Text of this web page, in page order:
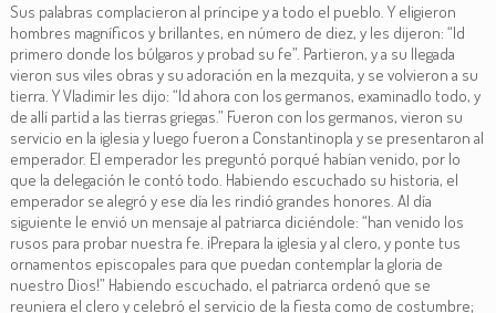
Sus palabras complacieron al príncipe y a todo el pueblo. Y eligieron
hombres magníficos y brillantes, en número de diez, y les dijeron: “Id
primero donde los búlgaros y probad su fe”. Partieron, y a su llegada
vieron sus viles obras y su adoración en la mezquita, y se volvieron a su
tierra. Y Vladimir les dijo: “Id ahora con los germanos, examinadlo todo, y
de allí partid a las tierras griegas.” Fueron con los germanos, vieron su
servicio en la iglesia y luego fueron a Constantinopla y se presentaron al
emperador. El emperador les preguntó porqué habían venido, por lo
que la delegación le contó todo. Habiendo escuchado su historia, el
emperador se alegró y ese día les rindió grandes honores. Al día
siguiente le envió un mensaje al patriarca diciéndole: “han venido los
rusos para probar nuestra fe. ¡Prepara la iglesia y al clero, y ponte tus
ornamentos episcopales para que puedan contemplar la gloria de
nuestro Dios!” Habiendo escuchado, el patriarca ordenó que se
reuniera el clero y celebró el servicio de la fiesta como de costumbre;